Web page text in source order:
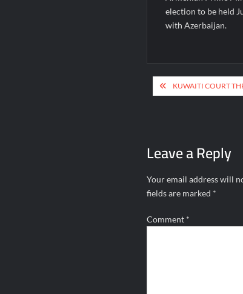
election to be held
with Azerbaijan.
Post
navigation
KUWAITI COURT
Leave a Reply
Your email address will
fields are marked *
Comment *